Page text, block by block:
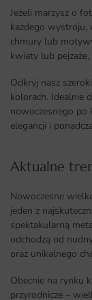
Jeżeli marzysz o
każdego wystroju,
chmury lub
kwiaty lub
Odkryj nasz
kolorach. Idealnie
nowoczesnego po
elegancji i
Aktualne
Nowoczesne
jeden z
spektakularną
odchodzą od
oraz unikalnego
Obecnie na rynku
przyrodnicze –